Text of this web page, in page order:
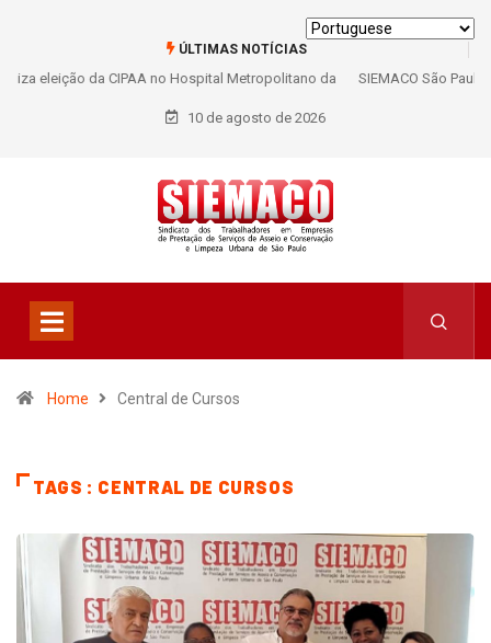
ÚLTIMAS NOTÍCIAS
SIEMACO São Paulo garante mais de 400 benefícios natalidade para
trabalhadores do Asseio em 2026
10 de agosto de 2026
Home Central de Cursos
TAGS : CENTRAL DE CURSOS